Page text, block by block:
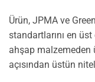
Ürün, JPMA ve
standartlarını en
ahşap malzemeden
açısından üstün